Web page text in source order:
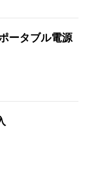
ータブル電源